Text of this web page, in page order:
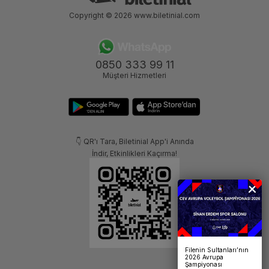
0850 333 99 11
Müşteri Hizmetleri
👇 QR'ı Tara, Biletinial App'i Anında
İndir, Etkinlikleri Kaçırma!
Copyright © 2026 www.biletinial.com
Filenin Sultanları’nın
2026 Avrupa
Şampiyonası